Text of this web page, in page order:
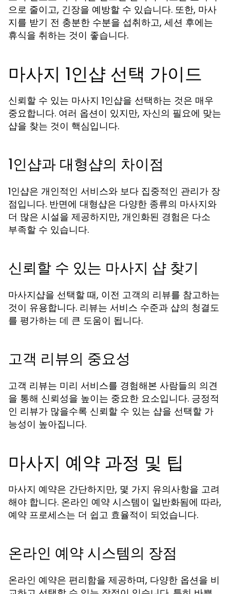
으로 줄이고, 긴장을 예방할 수 있습니다. 또한, 마사
지를 받기 전 충분한 수분을 섭취하고, 세션 후에는
휴식을 취하는 것이 좋습니다.
마사지 1인샵 선택 가이드
신뢰할 수 있는 마사지 1인샵을 선택하는 것은 매우
중요합니다. 여러 옵션이 있지만, 자신의 필요에 맞는
샵을 찾는 것이 핵심입니다.
1인샵과 대형샵의 차이점
1인샵은 개인적인 서비스와 보다 집중적인 관리가 장
점입니다. 반면에 대형샵은 다양한 종류의 마사지와
더 많은 시설을 제공하지만, 개인화된 경험은 다소
부족할 수 있습니다.
신뢰할 수 있는 마사지 샵 찾기
마사지샵을 선택할 때, 이전 고객의 리뷰를 참고하는
것이 유용합니다. 리뷰는 서비스 수준과 샵의 청결도
를 평가하는 데 큰 도움이 됩니다.
고객 리뷰의 중요성
고객 리뷰는 미리 서비스를 경험해본 사람들의 의견
을 통해 신뢰성을 높이는 중요한 요소입니다. 긍정적
인 리뷰가 많을수록 신뢰할 수 있는 샵을 선택할 가
능성이 높아집니다.
마사지 예약 과정 및 팁
마사지 예약은 간단하지만, 몇 가지 유의사항을 고려
해야 합니다. 온라인 예약 시스템이 일반화됨에 따라,
예약 프로세스는 더 쉽고 효율적이 되었습니다.
온라인 예약 시스템의 장점
온라인 예약은 편리함을 제공하며, 다양한 옵션을 비